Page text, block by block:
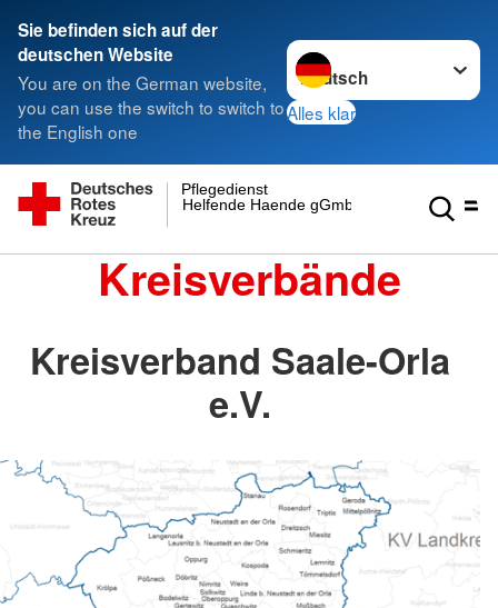
Sie befinden sich auf der
deutschen Website
You are on the German website,
you can use the switch to switch to
the English one
Sprache wechseln zu
Alles klar
Helfende Haende gGmbH
Pflegedienst
Kreisverbände
Kreisverband Saale-Orla
e.V.